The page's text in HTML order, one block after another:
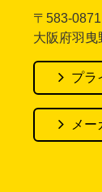
アトム電器チェー
〒583-0871
大阪府羽曳
プラ
メー